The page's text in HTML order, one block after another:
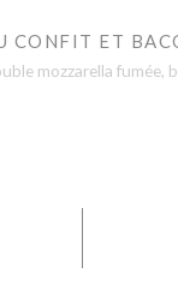
CONFIT ET
mozzarella fumée,